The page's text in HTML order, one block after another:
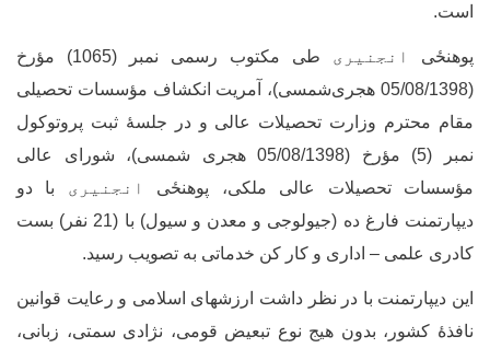
انجنیری
طی مکتوب رسمی نمبر (1065) مؤرخ
(05/08/1398 هجری‌شمسی)، آمریت انکشاف مؤسسات تحصیلی
محترم وزارت تحصیلات عالی و در جلسۀ ثبت پروتوکول
نمبر (5) مؤرخ (05/08/1398 هجری شمسی)، شورای عالی
تحصیلات عالی ملکی، پوهنځیانجنیری با دو
دیپارتمنت فارغ ده (جیولوجی و معدن و سیول) با (21 نفر) بست
علمی – اداری و کار کن خدماتی به تصویب رسید.
دیپارتمنت با در نظر داشت ارزش­های اسلامی و رعایت قوانین
کشور، بدون هیج نوع تبعیض قومی، نژادی سمتی، زبانی،